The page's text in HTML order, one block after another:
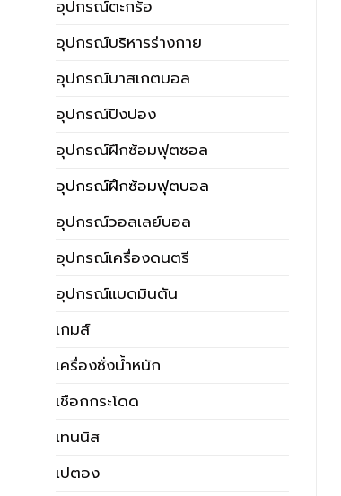
อุปกรณ์ตะกร้อ
อุปกรณ์บริหารร่างกาย
อุปกรณ์บาสเกตบอล
อุปกรณ์ปิงปอง
อุปกรณ์ฝึกซ้อมฟุตซอล
อุปกรณ์ฝึกซ้อมฟุตบอล
อุปกรณ์วอลเลย์บอล
อุปกรณ์เครื่องดนตรี
อุปกรณ์แบดมินตัน
เกมส์
เครื่องชั่งน้ำหนัก
เชือกกระโดด
เทนนิส
เปตอง
ฝึกซ้อมฟุตบอล